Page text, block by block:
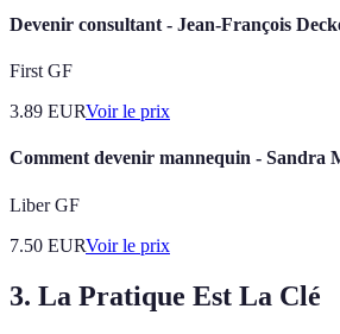
Devenir consultant - Jean-François
First GF
3.89 EURVoir le prix
Comment devenir mannequin - Sandra
Liber GF
7.50 EURVoir le prix
3. La Pratique Est La Clé